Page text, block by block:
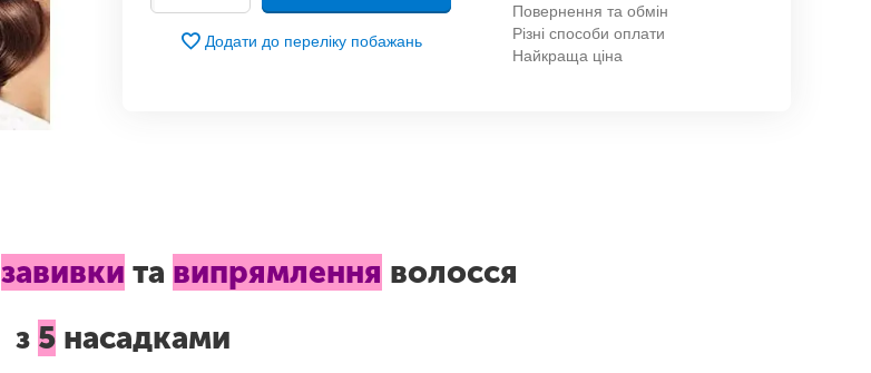
Додати до переліку побажань
Повернення та обмін
Різні способи оплати
Найкраща ціна
завивки та випрямлення волосся
з 5насадками